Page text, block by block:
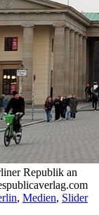
Republik an
, Medien, Slider